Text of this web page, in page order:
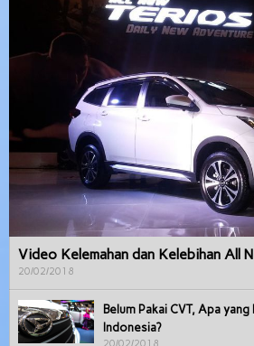
Video Kelemahan dan Kelebihan All
20/02/2018
Belum Pakai CVT, Apa
Indonesia?
20/02/2018